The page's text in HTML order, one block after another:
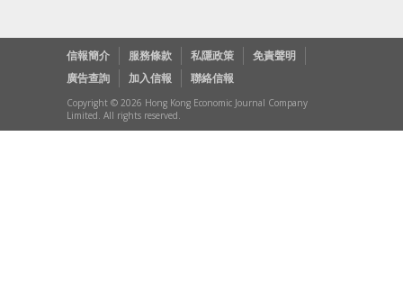
信報簡介 服務條款 私隱政策
免責聲明
廣告查詢
加入信報 聯絡信報
Copyright © 2026 Hong Kong Economic Journal Company
Limited. All rights reserved.